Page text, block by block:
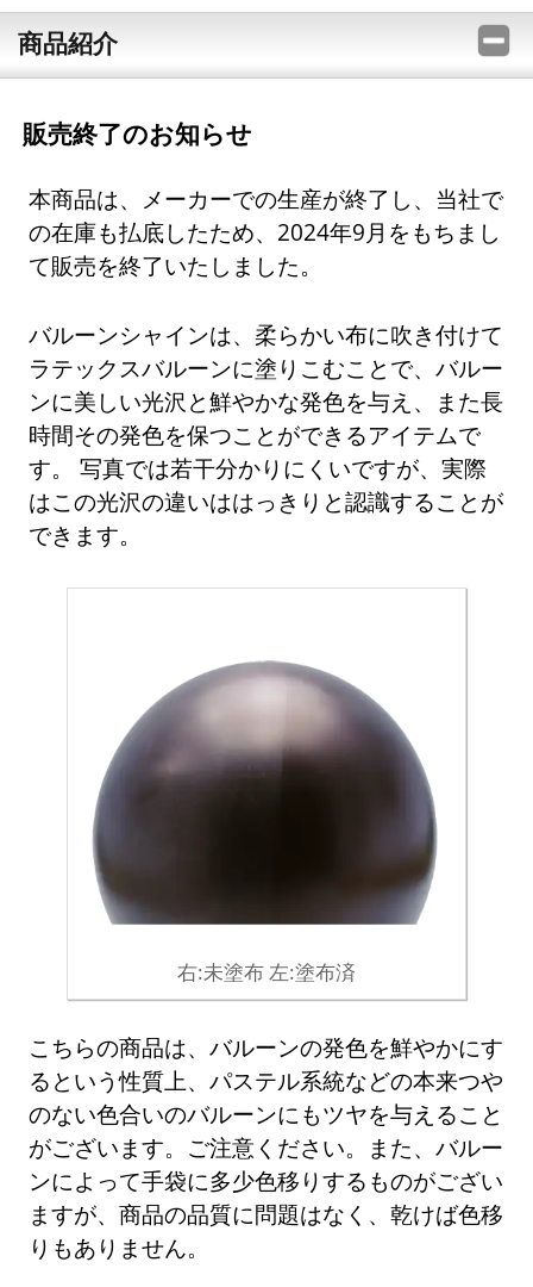
商品紹介
販売終了のお知らせ
本商品は、メーカーでの生産が終了し、当社で
の在庫も払底したため、2024年9月をもちまし
て販売を終了いたしました。
バルーンシャインは、柔らかい布に吹き付けて
ラテックスバルーンに塗りこむことで、バルー
ンに美しい光沢と鮮やかな発色を与え、また長
時間その発色を保つことができるアイテムで
す。 写真では若干分かりにくいですが、実際
はこの光沢の違いははっきりと認識することが
できます。
右:未塗布 左:塗布済
こちらの商品は、バルーンの発色を鮮やかにす
るという性質上、パステル系統などの本来つや
のない色合いのバルーンにもツヤを与えること
がございます。ご注意ください。また、バルー
ンによって手袋に多少色移りするものがござい
ますが、商品の品質に問題はなく、乾けば色移
りもありません。